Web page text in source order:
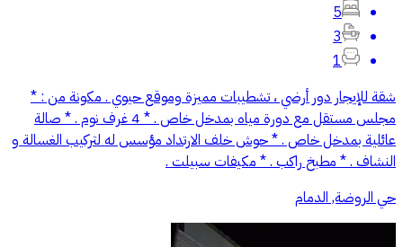
5
3
1
شقة للإيجار دور أرضي ، تشطيبات مميزة وموقع حيوي . مكونة من : *
مجلس مستقل مع دورة مياه بمدخل خاص . * 4 غرف نوم . * صالة
عائلية بمدخل خاص . * حوش خلف الارتداد مؤسس له لتركيب الغسالة و
النشاف . * مطبخ راكب . * مكيفات سبيلت .
حي الروضة, الدمام